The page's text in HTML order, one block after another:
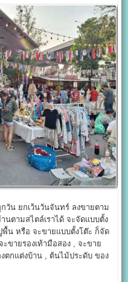
น ยกเว้นวันจันทร์ ลงขายตาม
นตามสไตล์เราได้ จะจัดแบบตั้ง
พื้น หรือ จะขายแบบตั้งโต๊ะ ก็จัด
ะขายรองเท้ามือสอง , จะขาย
ตกแต่งบ้าน , ต้นไม้ประดับ ของ